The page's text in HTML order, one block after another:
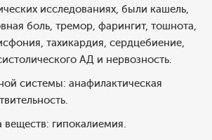
исследованиях, были кашель,
боль, тремор, фарингит, тошнота,
тахикардия, сердцебиение,
АД и нервозность.
системы: анафилактическая
гипокалиемия.